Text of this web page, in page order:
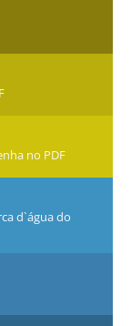
no PDF
d`água do